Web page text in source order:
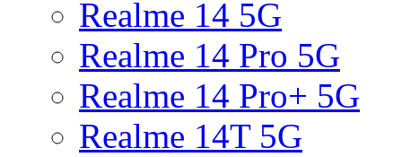
Realme 14 5G
Realme 14 Pro 5G
Realme 14 Pro+ 5G
Realme 14T 5G